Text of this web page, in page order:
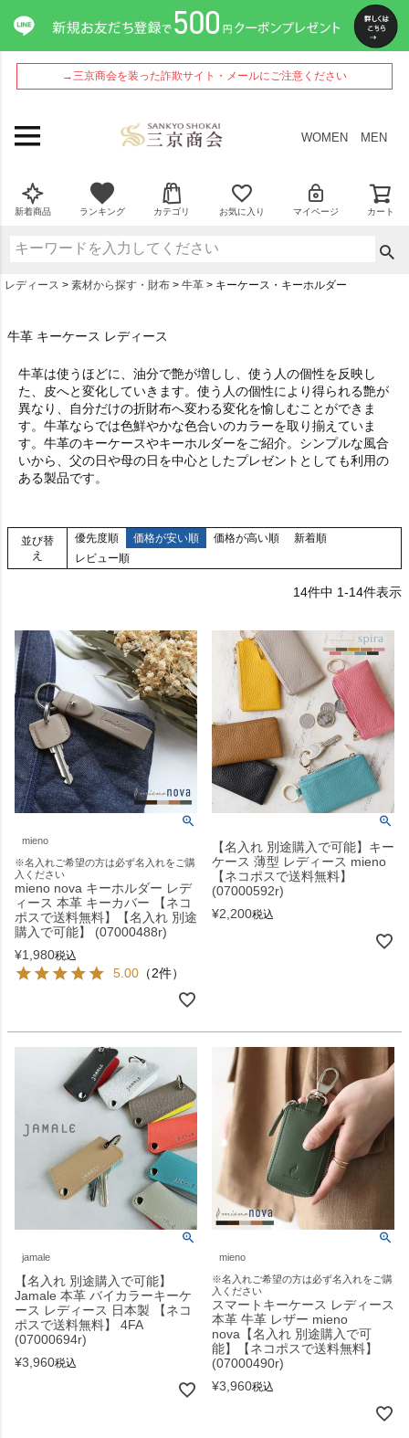
→三京商会を装った詐欺サイト・メールにご注意ください
WOMEN MEN
新着商品 ランキング カテゴリ お気に入り マイページ カート
レディース 素材から探す・財布 牛革 キーケース・キーホルダー
牛革 キーケース レディース
牛革は使うほどに、油分で艶が増しし、使う人の個性を反映し
た、皮へと変化していきます。使う人の個性により得られる艶が
異なり、自分だけの折財布へ変わる変化を愉しむことができま
す。牛革ならでは色鮮やかな色合いのカラーを取り揃えていま
す。牛革のキーケースやキーホルダーをご紹介。シンプルな風合
いから、父の日や母の日を中心としたプレゼントとしても利用の
ある製品です。
並び替
え
優先度順 価格が安い順 価格が高い順
新着順
レビュー順
14件中 1-14件表示
mieno
※名入れご希望の方は必ず名入れをご購
入ください
mieno nova キーホルダー レデ
ィース 本革 キーカバー 【ネコ
ポスで送料無料】【名入れ 別途
購入で可能】 (07000488r)
¥1,980税込
5.00 （2件）
【名入れ 別途購入で可能】キー
ケース 薄型 レディース mieno
【ネコポスで送料無料】
(07000592r)
¥2,200税込
jamale
【名入れ 別途購入で可能】
Jamale 本革 バイカラーキーケ
ース レディース 日本製 【ネコ
ポスで送料無料】 4FA
(07000694r)
¥3,960税込
mieno
※名入れご希望の方は必ず名入れをご購
入ください
スマートキーケース レディース
本革 牛革 レザー mieno
nova【名入れ 別途購入で可
能】【ネコポスで送料無料】
(07000490r)
¥3,960税込